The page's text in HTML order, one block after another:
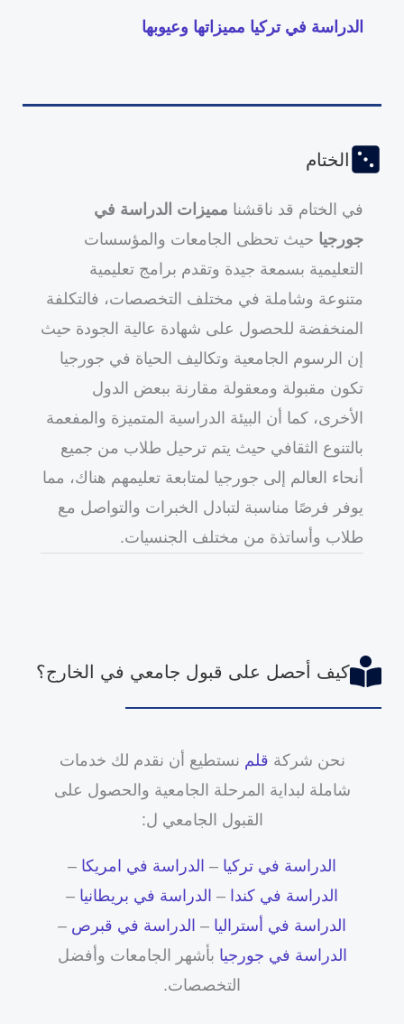
الدراسة في تركيا مميزاتها وعيوبها
الختام
في الختام قد ناقشنا مميزات الدراسة في
جورجيا حيث تحظى الجامعات والمؤسسات
التعليمية بسمعة جيدة وتقدم برامج تعليمية
متنوعة وشاملة في مختلف التخصصات، فالتكلفة
المنخفضة للحصول على شهادة عالية الجودة حيث
إن الرسوم الجامعية وتكاليف الحياة في جورجيا
تكون مقبولة ومعقولة مقارنة ببعض الدول
الأخرى، كما أن البيئة الدراسية المتميزة والمفعمة
بالتنوع الثقافي حيث يتم ترحيل طلاب من جميع
أنحاء العالم إلى جورجيا لمتابعة تعليمهم هناك، مما
يوفر فرصًا مناسبة لتبادل الخبرات والتواصل مع
طلاب وأساتذة من مختلف الجنسيات.
كيف أحصل على قبول جامعي في الخارج؟
نحن شركة قلم نستطيع أن نقدم لك خدمات
شاملة لبداية المرحلة الجامعية والحصول على
القبول الجامعي ل:
الدراسة في تركيا – الدراسة في امريكا –
الدراسة في كندا – الدراسة في بريطانيا –
الدراسة في أستراليا – الدراسة في قبرص –
الدراسة في جورجيا بأشهر الجامعات وأفضل
التخصصات.